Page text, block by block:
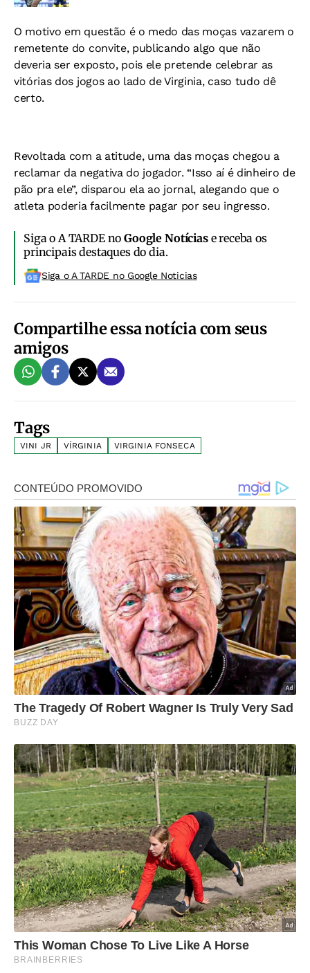
O motivo em questão é o medo das moças vazarem o
remetente do convite, publicando algo que não
deveria ser exposto, pois ele pretende celebrar as
vitórias dos jogos ao lado de Virginia, caso tudo dê
certo.
Revoltada com a atitude, uma das moças chegou a
reclamar da negativa do jogador. “Isso aí é dinheiro de
pão pra ele”, disparou ela ao jornal, alegando que o
atleta poderia facilmente pagar por seu ingresso.
Siga o A TARDE noGoogle Notíciase receba os
principais destaques do dia.
Siga o A TARDE no Google Noticias
Compartilhe essa notícia com seus
amigos
Tags
VINI JR VÍRGINIA VIRGINIA FONSECA